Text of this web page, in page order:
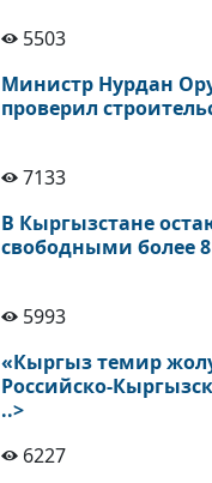
5503
Министр Нурдан
проверил
7133
В Кыргызстане
свободными более
5993
«Кыргыз темир
Российско-
..>
6227